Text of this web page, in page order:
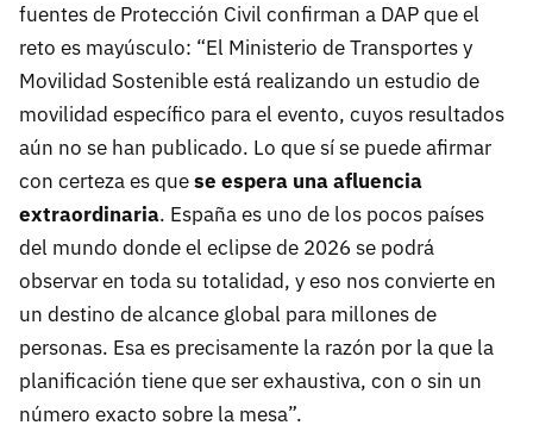
fuentes de Protección Civil confirman a DAP que el
reto es mayúsculo: “El Ministerio de Transportes y
Movilidad Sostenible está realizando un estudio de
movilidad específico para el evento, cuyos resultados
aún no se han publicado. Lo que sí se puede afirmar
con certeza es quese espera una afluencia
extraordinaria. España es uno de los pocos países
del mundo donde el eclipse de 2026 se podrá
observar en toda su totalidad, y eso nos convierte en
un destino de alcance global para millones de
personas. Esa es precisamente la razón por la que la
planificación tiene que ser exhaustiva, con o sin un
número exacto sobre la mesa”.